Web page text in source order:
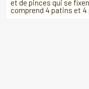
et de pinces qui se
comprend 4 patins et 4